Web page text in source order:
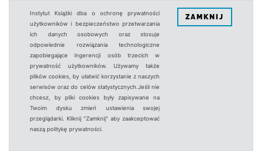
Instytut Książki dba o ochronę prywatności
użytkowników i bezpieczeństwo przetwarzania
ich danych osobowych oraz stosuje
odpowiednie rozwiązania technologiczne
zapobiegające ingerencji osób trzecich w
prywatność użytkowników. Używamy także
plików cookies, by ułatwić korzystanie z naszych
serwisów oraz do celów statystycznych.Jeśli nie
chcesz, by pliki cookies były zapisywane na
Twoim dysku zmień ustawienia swojej
przeglądarki. Kliknij "Zamknij" aby zaakceptować
naszą politykę prywatności.
ZAMKNIJ